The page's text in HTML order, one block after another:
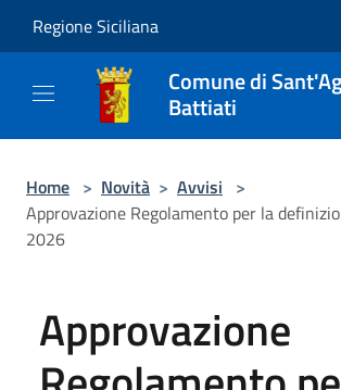
Regione Siciliana
Comune di
Battiati
Home > Novità > Avvisi >
Approvazione Regolamento per la
2026
Approvazione